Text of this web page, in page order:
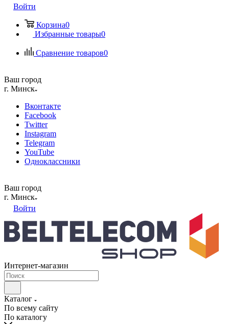
Войти
Корзина0
Избранные товары0
Сравнение товаров0
Ваш город
г. Минск
Вконтакте
Facebook
Twitter
Instagram
Telegram
YouTube
Одноклассники
Ваш город
г. Минск
Войти
Интернет-магазин
Каталог
По всему сайту
По каталогу